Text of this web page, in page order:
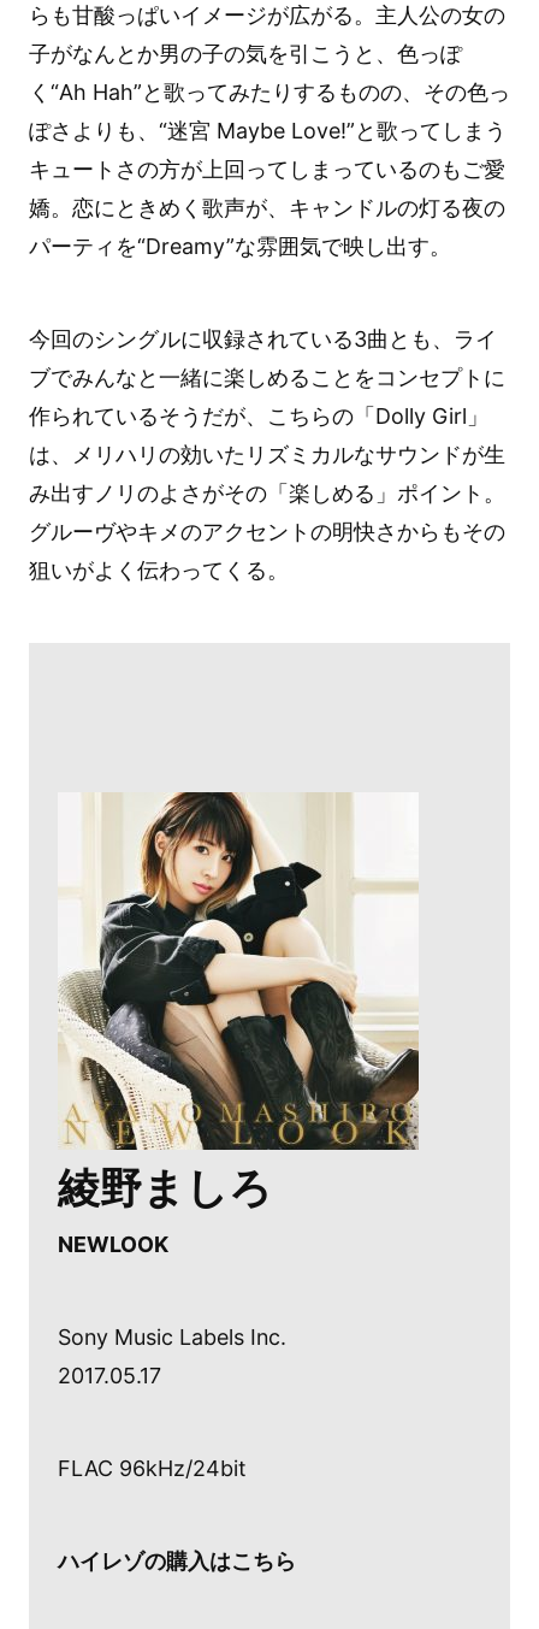
らも甘酸っぱいイメージが広がる。主人公の女の
子がなんとか男の子の気を引こうと、色っぽ
く“Ah Hah”と歌ってみたりするものの、その色っ
ぽさよりも、“迷宮 Maybe Love!”と歌ってしまう
キュートさの方が上回ってしまっているのもご愛
嬌。恋にときめく歌声が、キャンドルの灯る夜の
パーティを“Dreamy”な雰囲気で映し出す。
今回のシングルに収録されている3曲とも、ライ
ブでみんなと一緒に楽しめることをコンセプトに
作られているそうだが、こちらの「Dolly Girl」
は、メリハリの効いたリズミカルなサウンドが生
み出すノリのよさがその「楽しめる」ポイント。
グルーヴやキメのアクセントの明快さからもその
狙いがよく伝わってくる。
綾野ましろ
NEWLOOK
Sony Music Labels Inc.
2017.05.17
FLAC 96kHz/24bit
ハイレゾの購入はこちら